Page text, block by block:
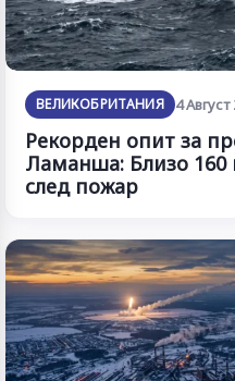
ВЕЛИКОБРИТАНИЯ 4
Рекорден опит за
Ламанша: Близо 160
след пожар